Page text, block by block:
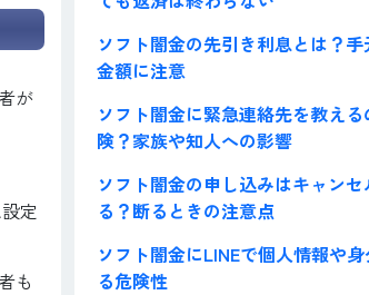
が
定
も
ソフト闇金の先引き利息とは？手
金額に注意
ソフト闇金に緊急連絡先を教え
険？家族や知人への影響
ソフト闇金の申し込みはキャンセ
る？断るときの注意点
ソフト闇金にLINEで個人情報や
る危険性